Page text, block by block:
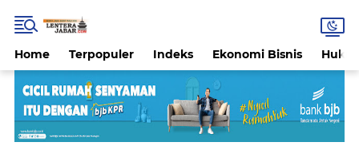
Home Terpopuler Indeks Ekonomi Bisnis